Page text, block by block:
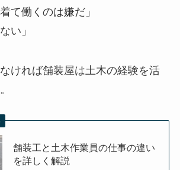
て働くのは嫌だ」
い」
ければ舗装屋は土木の経験を活
舗装工と土木作業員の仕事の違い
を詳しく解説